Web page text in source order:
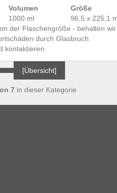
Volumen Größe
1000 ml 96,5 x 225,1
der Flaschengröße - behalten
durch Glasbruch.
kontaktieren.
[Übersicht]
7 in dieser Kategorie